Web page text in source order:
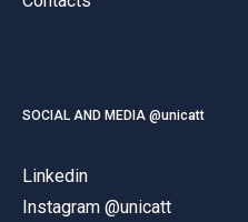
SOCIAL AND MEDIA @unicatt
Linkedin
Instagram @unicatt